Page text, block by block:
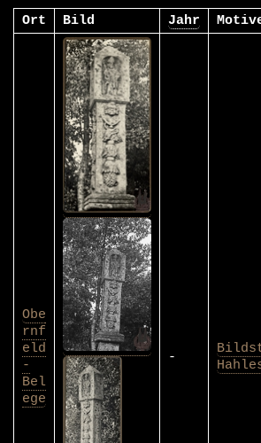
Ort Bild Jahr
Obe
rnf
eld
-
Bel
ege
-